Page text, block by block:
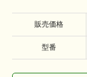
販売価格
型番